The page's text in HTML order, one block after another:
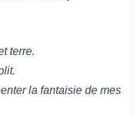
terre.
la fantaisie de mes